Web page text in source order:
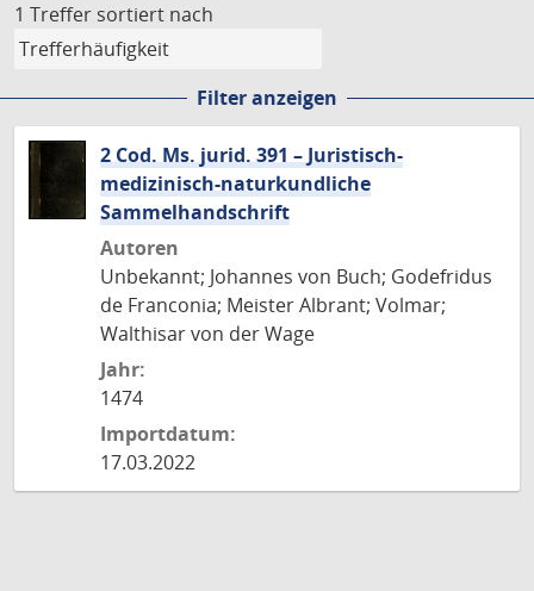
1 Treffer sortiert nach
Filter anzeigen
2 Cod. Ms. jurid. 391 – Juristisch-
medizinisch-naturkundliche
Sammelhandschrift
Autoren
Unbekannt; Johannes von Buch; Godefridus
de Franconia; Meister Albrant; Volmar;
Walthisar von der Wage
Jahr:
1474
Importdatum:
17.03.2022